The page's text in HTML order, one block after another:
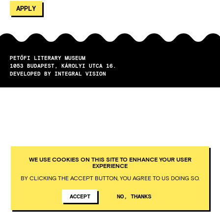
PETŐFI LITERARY MUSEUM
1053
BUDAPEST
KÁROLYI UTCA 16.
DEVELOPED BY INTEGRAL VISION
WE USE COOKIES ON THIS SITE TO ENHANCE YOUR USER
EXPERIENCE
BY CLICKING THE ACCEPT BUTTON, YOU AGREE TO US DOING SO.
ACCEPT NO, THANKS